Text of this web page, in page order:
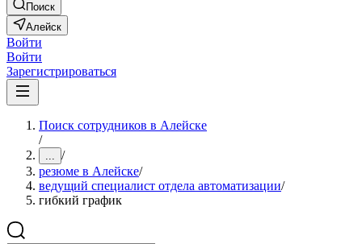
Поиск
Алейск
Войти
Войти
Зарегистрироваться
Поиск сотрудников в Алейске
/
... /
резюме в Алейске/
ведущий специалист отдела автоматизации/
гибкий график